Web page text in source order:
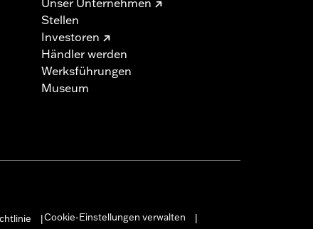
Stellen
Investoren
Händler werden
Werksführungen
Museum
Cookie-Einstellungen verwalten